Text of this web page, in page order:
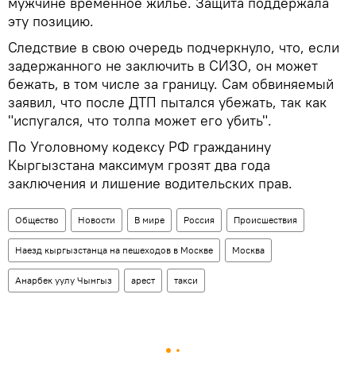
эту позицию.
Следствие в свою очередь подчеркнуло, что, если
задержанного не заключить в СИЗО, он может
бежать, в том числе за границу. Сам обвиняемый
заявил, что после ДТП пытался убежать, так как
"испугался, что толпа может его убить".
По Уголовному кодексу РФ гражданину
Кыргызстана максимум грозят два года
заключения и лишение водительских прав.
Общество Новости В мире Россия Происшествия
Наезд кыргызстанца на пешеходов в Москве Москва
Анарбек уулу Чынгыз арест такси